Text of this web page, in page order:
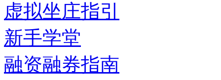
虚拟坐庄指引
新手学堂
融资融券指南